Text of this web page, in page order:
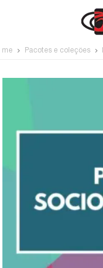
Pacotes e coleções